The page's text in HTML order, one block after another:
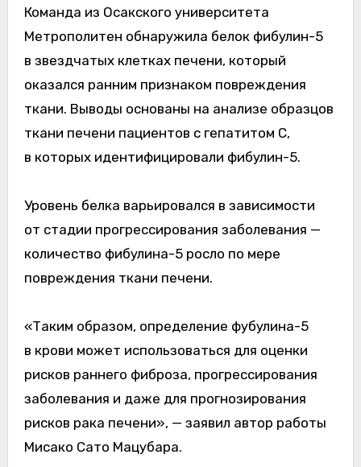
Команда из Осакского университета
Метрополитен обнаружила белок фибулин-5
в звездчатых клетках печени, который
оказался ранним признаком повреждения
ткани. Выводы основаны на анализе образцов
ткани печени пациентов с гепатитом С,
в которых идентифицировали фибулин-5.
Уровень белка варьировался в зависимости
от стадии прогрессирования заболевания —
количество фибулина-5 росло по мере
повреждения ткани печени.
«Таким образом, определение фубулина-5
в крови может использоваться для оценки
рисков раннего фиброза, прогрессирования
заболевания и даже для прогнозирования
рисков рака печени», — заявил автор работы
Мисако Сато Мацубара.